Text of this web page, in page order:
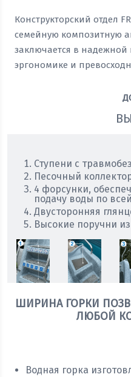
Конструкторский отдел
семейную композитную
заключается в
эргономике и
Ступени с
Песочный
4 форсунки,
подачу воды по
Двусторонняя
Высокие поручни
ШИРИНА ГОРКИ
ЛЮБОЙ
Водная горка